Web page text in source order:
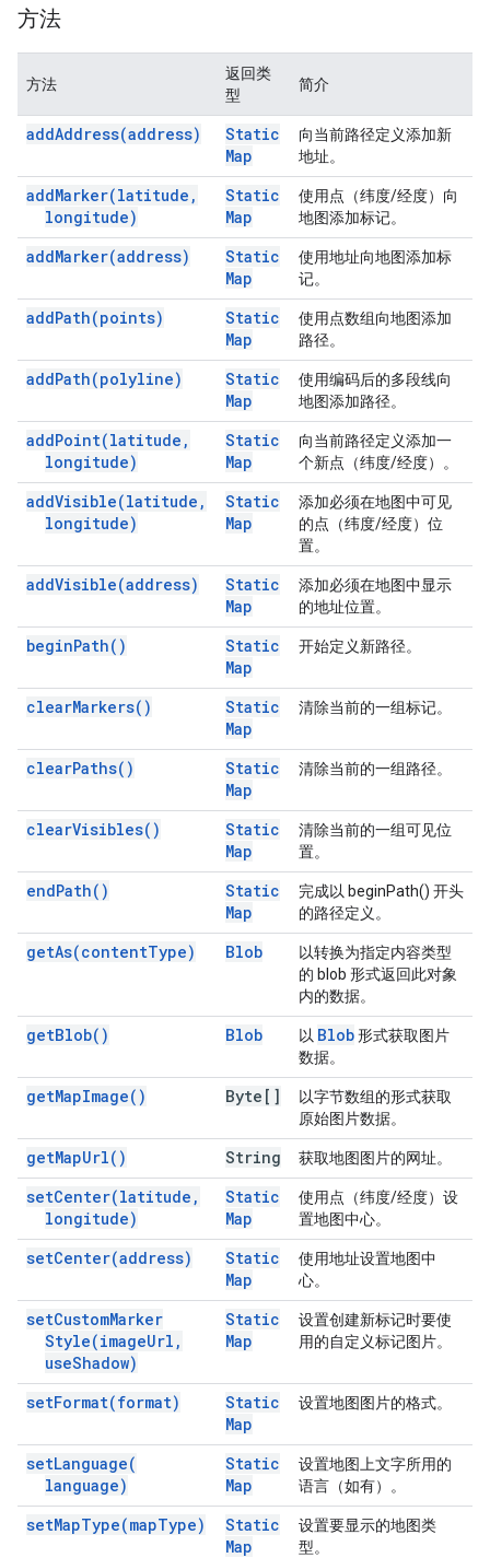
方法
方法
返回类
型
简介
addAddress(address)
Static
Map
向当前路径定义添加新
地址。
addMarker(latitude ,
longitude)
Static
Map
使用点（纬度/经度）向
地图添加标记。
addMarker(address)
Static
Map
使用地址向地图添加标
记。
addPath(points)
Static
Map
使用点数组向地图添加
路径。
addPath(polyline)
Static
Map
使用编码后的多段线向
地图添加路径。
addPoint(latitude ,
longitude)
Static
Map
向当前路径定义添加一
个新点（纬度/经度）。
addVisible(latitude ,
longitude)
Static
Map
添加必须在地图中可见
的点（纬度/经度）位
置。
addVisible(address)
Static
Map
添加必须在地图中显示
的地址位置。
beginPath( )
Static
Map
开始定义新路径。
clearMarkers( )
Static
Map
清除当前的一组标记。
clearPaths( )
Static
Map
清除当前的一组路径。
clearVisibles( )
Static
Map
清除当前的一组可见位
置。
endPath( )
Static
Map
完成以 beginPath() 开头
的路径定义。
getAs(contentType) Blob
以转换为指定内容类型
的 blob 形式返回此对象
内的数据。
getBlob( ) Blob 以 Blob形式获取图片
数据。
getMapImage( ) Byte[]
以字节数组的形式获取
原始图片数据。
getMapUrl( ) String 获取地图图片的网址。
setCenter(latitude ,
longitude)
Static
Map
使用点（纬度/经度）设
置地图中心。
setCenter(address)
Static
Map
使用地址设置地图中
心。
setCustomMarker
Style(imageUrl ,
useShadow)
Static
Map
设置创建新标记时要使
用的自定义标记图片。
setFormat(format)
Static
Map
设置地图图片的格式。
setLanguage(
language)
Static
Map
设置地图上文字所用的
语言（如有）。
setMapType(mapType)
Static
Map
设置要显示的地图类
型。